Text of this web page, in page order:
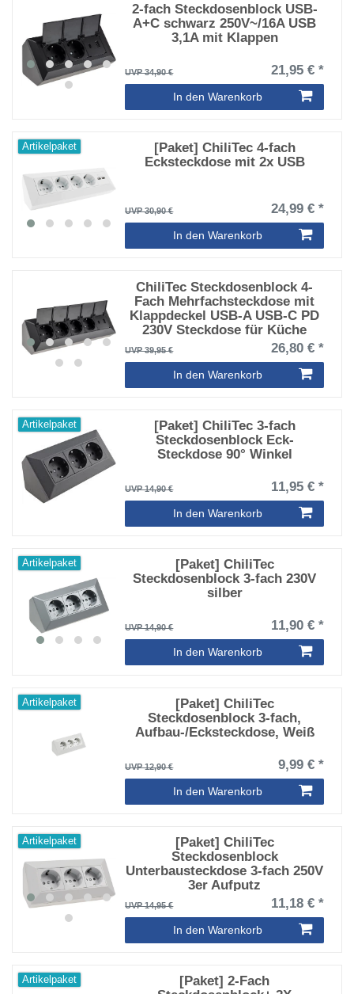
2-fach Steckdosenblock USB-
A+C schwarz 250V~/16A USB
3,1A mit Klappen
UVP 34,90 € 21,95 € *
In den Warenkorb
Artikelpaket
[Paket] ChiliTec 4-fach
Ecksteckdose mit 2x USB
UVP 30,90 € 24,99 € *
In den Warenkorb
ChiliTec Steckdosenblock 4-
Fach Mehrfachsteckdose mit
Klappdeckel USB-A USB-C PD
230V Steckdose für Küche
Büro Werkstatt Schwarz
UVP 39,95 € 26,80 € *
In den Warenkorb
Artikelpaket
[Paket] ChiliTec 3-fach
Steckdosenblock Eck-
Steckdose 90° Winkel
UVP 14,90 € 11,95 € *
In den Warenkorb
Artikelpaket
[Paket] ChiliTec
Steckdosenblock 3-fach 230V
silber
UVP 14,90 € 11,90 € *
In den Warenkorb
Artikelpaket
[Paket] ChiliTec
Steckdosenblock 3-fach,
Aufbau-/Ecksteckdose, Weiß
UVP 12,90 € 9,99 € *
In den Warenkorb
Artikelpaket
[Paket] ChiliTec
Steckdosenblock
Unterbausteckdose 3-fach 250V
3er Aufputz
UVP 14,95 € 11,18 € *
In den Warenkorb
Artikelpaket
[Paket] 2-Fach